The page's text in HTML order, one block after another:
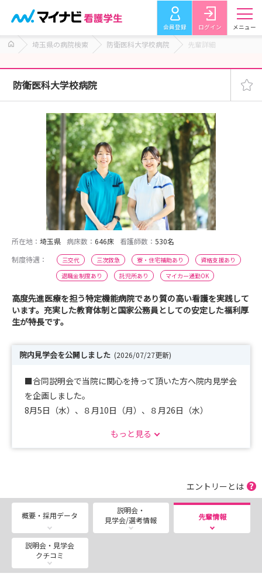
会員登録 ログイン メニュー
埼玉県の病院検索 防衛医科大学校病院 先輩詳細
防衛医科大学校病院
所在地： 埼玉県 病床数： 646床 看護師数： 530名
制度待遇：
三交代 三次救急 寮・住宅補助あり
資格支援あり
退職金制度あり
託児所あり マイカー通勤OK
高度先進医療を担う特定機能病院であり質の高い看護を実践して
います。充実した教育体制と国家公務員としての安定した福利厚
生が特長です。
院内見学会を公開しました (2026/07/27更新)
■合同説明会で当院に関心を持って頂いた方へ院内見学会
を企画しました。
8月5日（水）、８月10日（月）、８月26日（水）
もっと見る
エントリーとは
概要・採用データ
説明会・
見学会/選考情報
先輩情報
説明会・見学会
クチコミ